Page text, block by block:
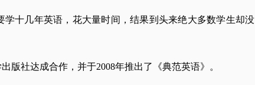
十几年英语，花大量时间，结果到头来绝大多数学生却没
版社达成合作，并于2008年推出了《典范英语》。